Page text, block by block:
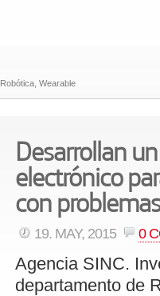
Robótica Wearable
Desarrollan
electrónico
con
19. MAY, 2015 0
Agencia SINC.
departamento de